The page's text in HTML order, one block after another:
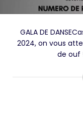
GALA DE
2024, on vous
de ouf